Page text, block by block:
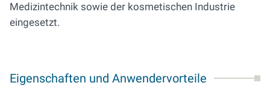
Medizintechnik sowie der kosmetischen Industrie
eingesetzt.
Eigenschaften und Anwendervorteile